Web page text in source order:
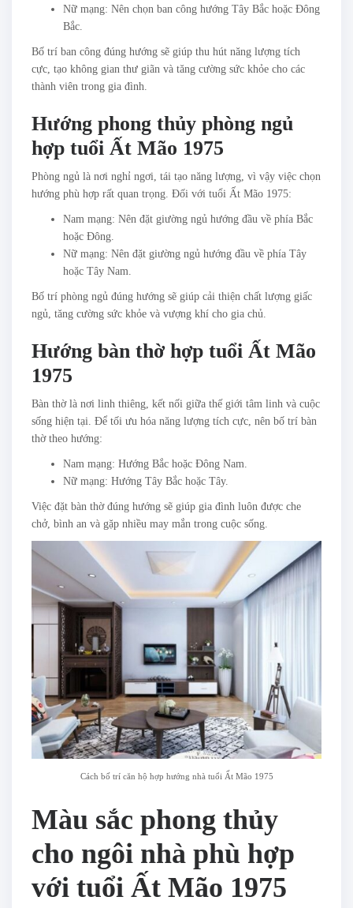
Nữ mạng: Nên chọn ban công hướng Tây Bắc hoặc Đông
Bắc.
Bố trí ban công đúng hướng sẽ giúp thu hút năng lượng tích
cực, tạo không gian thư giãn và tăng cường sức khỏe cho các
thành viên trong gia đình.
Hướng phong thủy phòng ngủ
hợp tuổi Ất Mão 1975
Phòng ngủ là nơi nghỉ ngơi, tái tạo năng lượng, vì vậy việc chọn
hướng phù hợp rất quan trọng. Đối với tuổi Ất Mão 1975:
Nam mạng: Nên đặt giường ngủ hướng đầu về phía Bắc
hoặc Đông.
Nữ mạng: Nên đặt giường ngủ hướng đầu về phía Tây
hoặc Tây Nam.
Bố trí phòng ngủ đúng hướng sẽ giúp cải thiện chất lượng giấc
ngủ, tăng cường sức khỏe và vượng khí cho gia chủ.
Hướng bàn thờ hợp tuổi Ất Mão
1975
Bàn thờ là nơi linh thiêng, kết nối giữa thế giới tâm linh và cuộc
sống hiện tại. Để tối ưu hóa năng lượng tích cực, nên bố trí bàn
thờ theo hướng:
Nam mạng: Hướng Bắc hoặc Đông Nam.
Nữ mạng: Hướng Tây Bắc hoặc Tây.
Việc đặt bàn thờ đúng hướng sẽ giúp gia đình luôn được che
chở, bình an và gặp nhiều may mắn trong cuộc sống.
Cách bố trí căn hộ hợp hướng nhà tuổi Ất Mão 1975
Màu sắc phong thủy
cho ngôi nhà phù hợp
với tuổi Ất Mão 1975